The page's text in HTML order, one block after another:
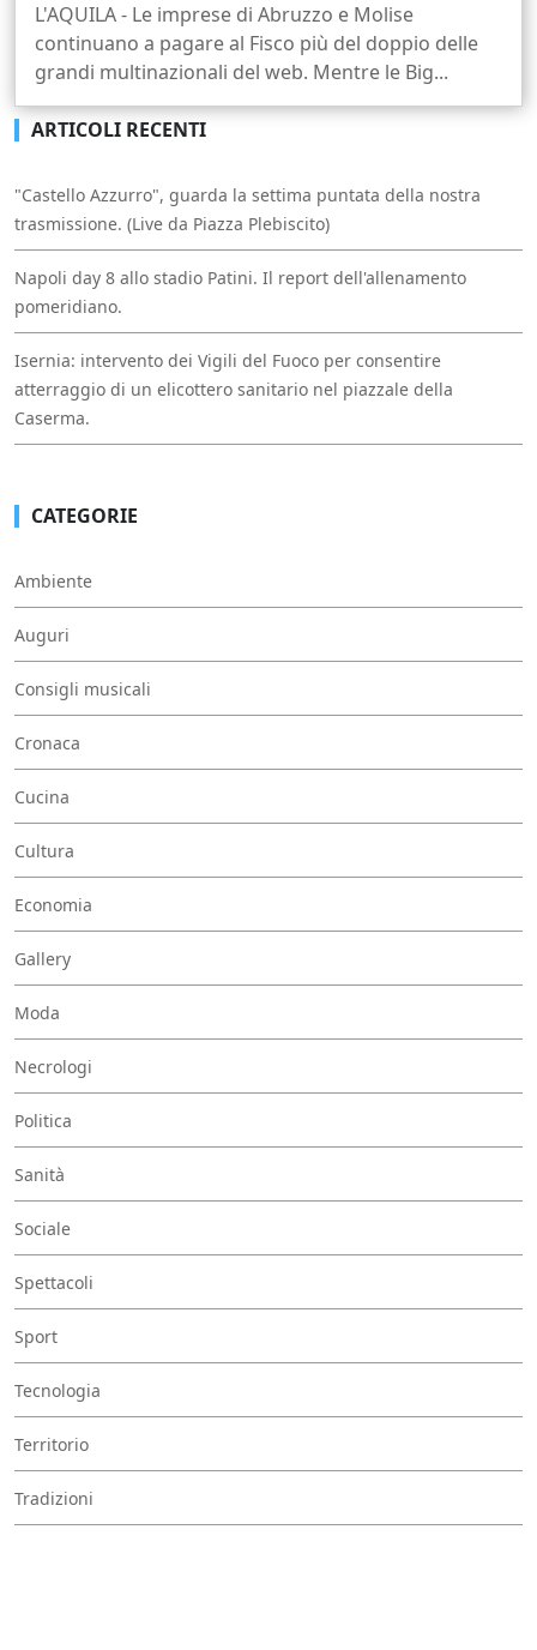
L'AQUILA - Le imprese di Abruzzo e Molise
continuano a pagare al Fisco più del doppio delle
grandi multinazionali del web. Mentre le Big...
ARTICOLI RECENTI
"Castello Azzurro", guarda la settima puntata della nostra
trasmissione. (Live da Piazza Plebiscito)
Napoli day 8 allo stadio Patini. Il report dell'allenamento
pomeridiano.
Isernia: intervento dei Vigili del Fuoco per consentire
atterraggio di un elicottero sanitario nel piazzale della
Caserma.
CATEGORIE
Ambiente
Auguri
Consigli musicali
Cronaca
Cucina
Cultura
Economia
Gallery
Moda
Necrologi
Politica
Sanità
Sociale
Spettacoli
Sport
Tecnologia
Territorio
Tradizioni